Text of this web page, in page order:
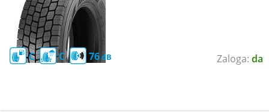
da
C C 76